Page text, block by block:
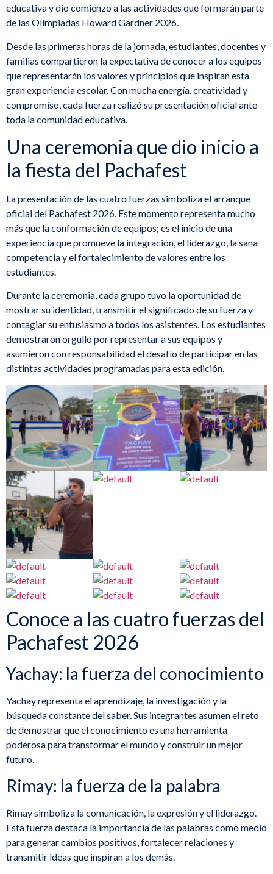
educativa y dio comienzo a las actividades que formarán parte
de las Olimpiadas Howard Gardner 2026.
Desde las primeras horas de la jornada, estudiantes, docentes y
familias compartieron la expectativa de conocer a los equipos
que representarán los valores y principios que inspiran esta
gran experiencia escolar. Con mucha energía, creatividad y
compromiso, cada fuerza realizó su presentación oficial ante
toda la comunidad educativa.
Una ceremonia que dio inicio a
la fiesta del Pachafest
La presentación de las cuatro fuerzas simboliza el arranque
oficial del Pachafest 2026. Este momento representa mucho
más que la conformación de equipos; es el inicio de una
experiencia que promueve la integración, el liderazgo, la sana
competencia y el fortalecimiento de valores entre los
estudiantes.
Durante la ceremonia, cada grupo tuvo la oportunidad de
mostrar su identidad, transmitir el significado de su fuerza y
contagiar su entusiasmo a todos los asistentes. Los estudiantes
demostraron orgullo por representar a sus equipos y
asumieron con responsabilidad el desafío de participar en las
distintas actividades programadas para esta edición.
Conoce a las cuatro fuerzas del
Pachafest 2026
Yachay: la fuerza del conocimiento
Yachay representa el aprendizaje, la investigación y la
búsqueda constante del saber. Sus integrantes asumen el reto
de demostrar que el conocimiento es una herramienta
poderosa para transformar el mundo y construir un mejor
futuro.
Rimay: la fuerza de la palabra
Rimay simboliza la comunicación, la expresión y el liderazgo.
Esta fuerza destaca la importancia de las palabras como medio
para generar cambios positivos, fortalecer relaciones y
transmitir ideas que inspiran a los demás.